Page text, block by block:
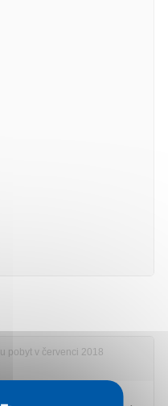
pobyt v červenci 2018